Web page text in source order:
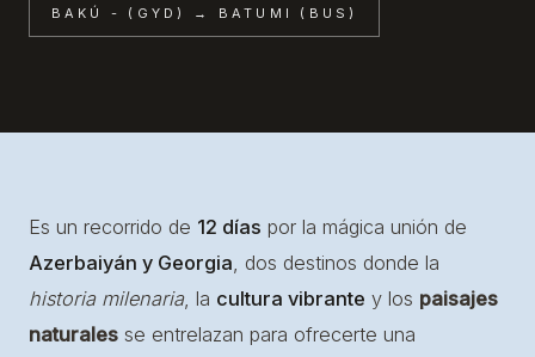
BAKÚ - (GYD) → BATUMI (BUS)
Es un recorrido de 12 días por la mágica unión de
Azerbaiyán y Georgia, dos destinos donde la
historia milenaria, la cultura vibrante y los paisajes
naturales se entrelazan para ofrecerte una